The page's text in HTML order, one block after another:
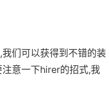
们可以获得到不错的装
意一下hirer的招式,我